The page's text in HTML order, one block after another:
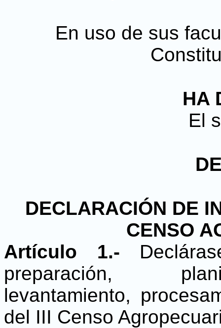
En uso de sus
HA
El
DECLARACIÓN DE
CENSO
Artículo 1.-
preparación,
levantamiento,
del III Censo